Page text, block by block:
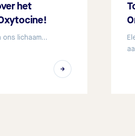
het
ons lichaam…